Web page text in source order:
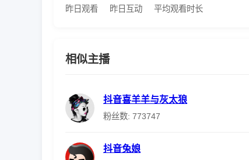
昨日观看 昨日互动 平均观看时长
相似主播
抖音喜羊羊与灰太狼
粉丝数: 773747
抖音兔娘